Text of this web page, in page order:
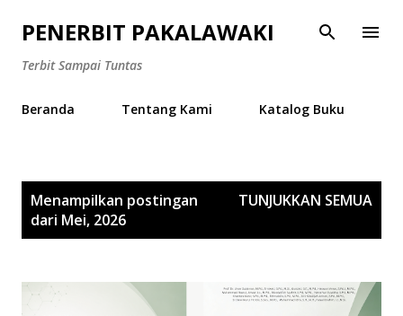
Langsung ke konten utama
PENERBIT PAKALAWAKI
Terbit Sampai Tuntas
Beranda Tentang Kami Katalog Buku
Menampilkan postingan
dari Mei, 2026
TUNJUKKAN SEMUA